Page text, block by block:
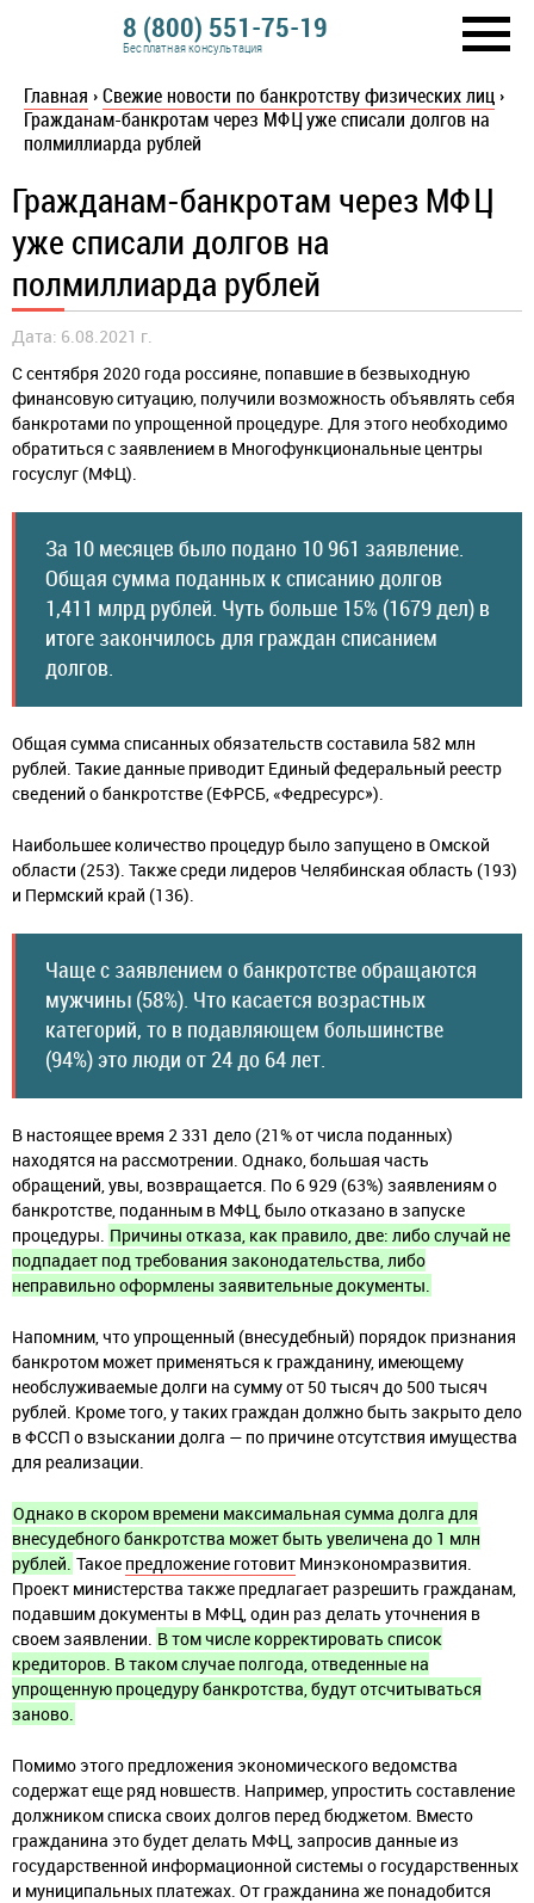
8 (800) 551-75-19
Бесплатная консультация
Главная ›Свежие новости по банкротству физических лиц ›
Гражданам-банкротам через МФЦ уже списали долгов на
полмиллиарда рублей
Гражданам-банкротам через МФЦ
уже списали долгов на
полмиллиарда рублей
Дата: 6.08.2021 г.
С сентября 2020 года россияне, попавшие в безвыходную
финансовую ситуацию, получили возможность объявлять себя
банкротами по упрощенной процедуре. Для этого необходимо
обратиться с заявлением в Многофункциональные центры
госуслуг (МФЦ).
За 10 месяцев было подано 10 961 заявление.
Общая сумма поданных к списанию долгов
1,411 млрд рублей. Чуть больше 15% (1679 дел) в
итоге закончилось для граждан списанием
долгов.
Общая сумма списанных обязательств составила 582 млн
рублей. Такие данные приводит Единый федеральный реестр
сведений о банкротстве (ЕФРСБ, «Федресурс»).
Наибольшее количество процедур было запущено в Омской
области (253). Также среди лидеров Челябинская область (193)
и Пермский край (136).
Чаще с заявлением о банкротстве обращаются
мужчины (58%). Что касается возрастных
категорий, то в подавляющем большинстве
(94%) это люди от 24 до 64 лет.
В настоящее время 2 331 дело (21% от числа поданных)
находятся на рассмотрении. Однако, большая часть
обращений, увы, возвращается. По 6 929 (63%) заявлениям о
банкротстве, поданным в МФЦ, было отказано в запуске
процедуры. Причины отказа, как правило, две: либо случай не
подпадает под требования законодательства, либо
неправильно оформлены заявительные документы.
Напомним, что упрощенный (внесудебный) порядок признания
банкротом может применяться к гражданину, имеющему
необслуживаемые долги на сумму от 50 тысяч до 500 тысяч
рублей. Кроме того, у таких граждан должно быть закрыто дело
в ФССП о взыскании долга — по причине отсутствия имущества
для реализации.
Однако в скором времени максимальная сумма долга для
внесудебного банкротства может быть увеличена до 1 млн
рублей. Такое предложение готовит Минэкономразвития.
Проект министерства также предлагает разрешить гражданам,
подавшим документы в МФЦ, один раз делать уточнения в
своем заявлении. В том числе корректировать список
кредиторов. В таком случае полгода, отведенные на
упрощенную процедуру банкротства, будут отсчитываться
заново.
Помимо этого предложения экономического ведомства
содержат еще ряд новшеств. Например, упростить составление
должником списка своих долгов перед бюджетом. Вместо
гражданина это будет делать МФЦ, запросив данные из
государственной информационной системы о государственных
и муниципальных платежах. От гражданина же понадобится